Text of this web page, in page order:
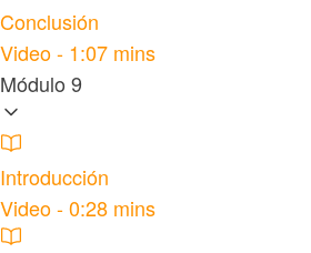
Conclusión
Video - 1:07 mins
Módulo 9
Introducción
Video - 0:28 mins